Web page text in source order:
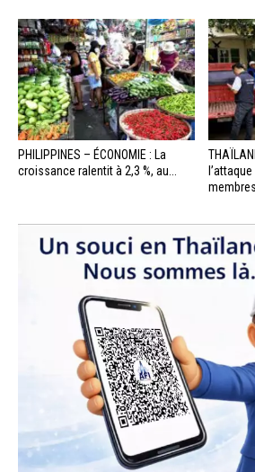
PHILIPPINES – ÉCONOMIE : La
croissance ralentit à 2,3 %, au...